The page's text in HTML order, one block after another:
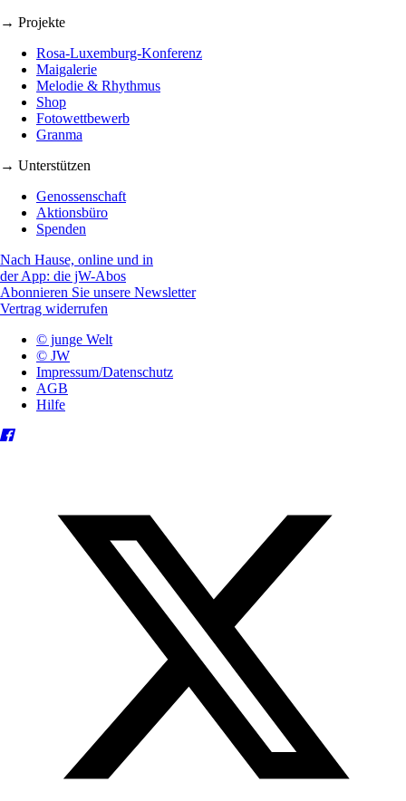
→ Projekte
Rosa-Luxemburg-Konferenz
Maigalerie
Melodie & Rhythmus
Shop
Fotowettbewerb
Granma
→ Unterstützen
Genossenschaft
Aktionsbüro
Spenden
Nach Hause, online und in
der App: die jW-Abos
Abonnieren Sie unsere Newsletter
Vertrag widerrufen
© junge Welt
© JW
Impressum/Datenschutz
AGB
Hilfe